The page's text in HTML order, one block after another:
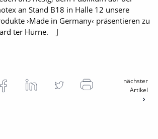
an Stand B18 in Halle 12 unsere
›Made in Germany‹ präsentieren zu
ter Hürne. J
nächster
Artikel